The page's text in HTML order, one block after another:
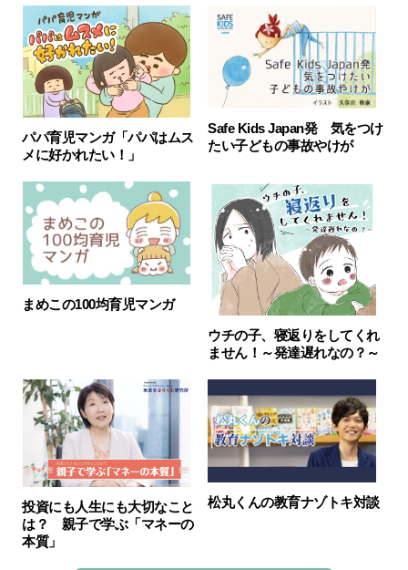
パパ育児マンガ「パパはムス
メに好かれたい！」
Safe Kids Japan発 気をつけ
たい子どもの事故やけが
まめこの100均育児マンガ
ウチの子、寝返りをしてくれ
ません！～発達遅れなの？～
投資にも人生にも大切なこと
は？ 親子で学ぶ「マネーの
本質」
松丸くんの教育ナゾトキ対談